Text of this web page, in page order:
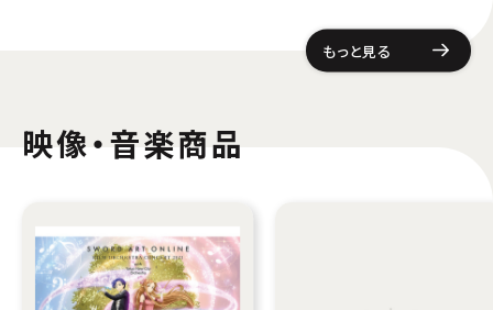
もっと見る
映像・音楽商品